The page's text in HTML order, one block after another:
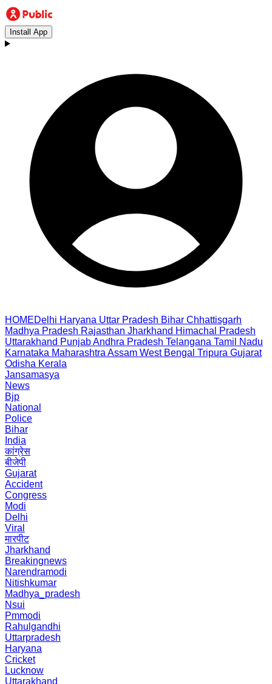
Install App
HOMEDelhi Haryana Uttar Pradesh Bihar Chhattisgarh
Madhya Pradesh Rajasthan Jharkhand Himachal Pradesh
Uttarakhand PunjabAndhra Pradesh Telangana Tamil Nadu
Karnataka Maharashtra Assam West Bengal Tripura Gujarat
Odisha Kerala
Jansamasya
News
Bjp
National
Police
Bihar
India
कांग्रेस
बीजेपी
Gujarat
Accident
Congress
Modi
Delhi
Viral
मारपीट
Jharkhand
Breakingnews
Narendramodi
Nitishkumar
Madhya_pradesh
Nsui
Pmmodi
Rahulgandhi
Uttarpradesh
Haryana
Cricket
Lucknow
Uttarakhand